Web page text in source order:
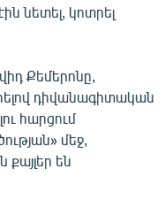
նետել, կոտրել
Քեմերոնը,
դիվանագիտական
հարցում
մեջ,
քայլեր են